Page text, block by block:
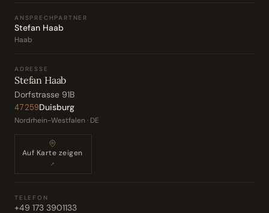
ANSPRECHPARTNER
Stefan Haab
Haab
ADRESSE
Stefan Haab
Dorfstrasse 91B
47259Duisburg
Nordrhein-Westfalen · DE
Auf Karte zeigen
↗
TELEFON
+49 173 3901133